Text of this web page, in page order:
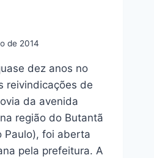
de 2014
dez anos no
reivindicações de
da avenida
região do Butantã
Paulo), foi aberta
pela prefeitura. A